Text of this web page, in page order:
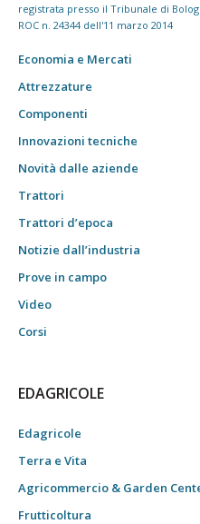
registrata presso il Tribunale di
ROC n. 24344 dell'11 marzo 2014
Economia e Mercati
Attrezzature
Componenti
Innovazioni tecniche
Novità dalle aziende
Trattori
Trattori d’epoca
Notizie dall’industria
Prove in campo
Video
Corsi
EDAGRICOLE
Edagricole
Terra e Vita
Agricommercio & Garden
Frutticoltura